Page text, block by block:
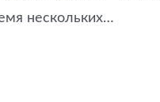
нескольких…